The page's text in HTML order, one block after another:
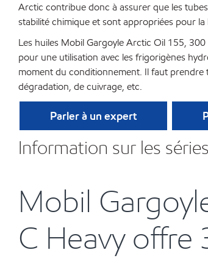
Arctic contribue donc à assurer que les
stabilité chimique et sont appropriées pour
Les huiles Mobil Gargoyle Arctic Oil 155,
pour une utilisation avec les frigorigènes
moment du conditionnement. Il faut prendre
dégradation, de cuivrage, etc.
Parler à un expert
Information sur les
Mobil
C Heavy offre